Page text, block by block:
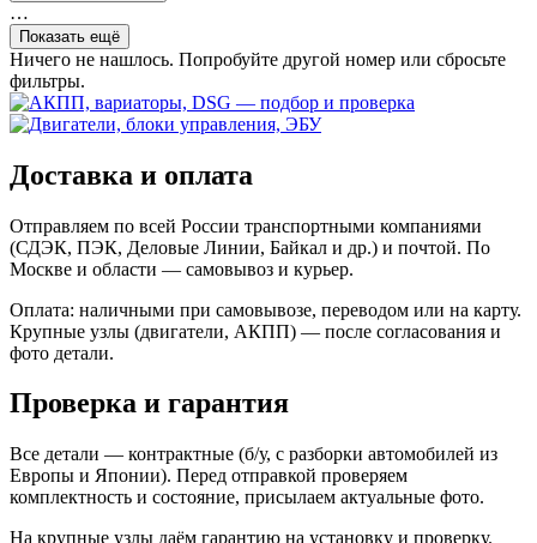
…
Показать ещё
Ничего не нашлось. Попробуйте другой номер или сбросьте
фильтры.
Доставка и оплата
Отправляем по всей России транспортными компаниями
(СДЭК, ПЭК, Деловые Линии, Байкал и др.) и почтой. По
Москве и области — самовывоз и курьер.
Оплата: наличными при самовывозе, переводом или на карту.
Крупные узлы (двигатели, АКПП) — после согласования и
фото детали.
Проверка и гарантия
Все детали — контрактные (б/у, с разборки автомобилей из
Европы и Японии). Перед отправкой проверяем
комплектность и состояние, присылаем актуальные фото.
На крупные узлы даём гарантию на установку и проверку.